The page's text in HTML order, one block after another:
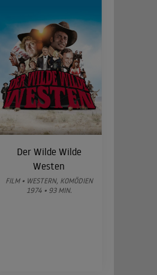
Der Wilde Wilde
Westen
FILM • WESTERN, KOMÖDIEN
1974 • 93 MIN.